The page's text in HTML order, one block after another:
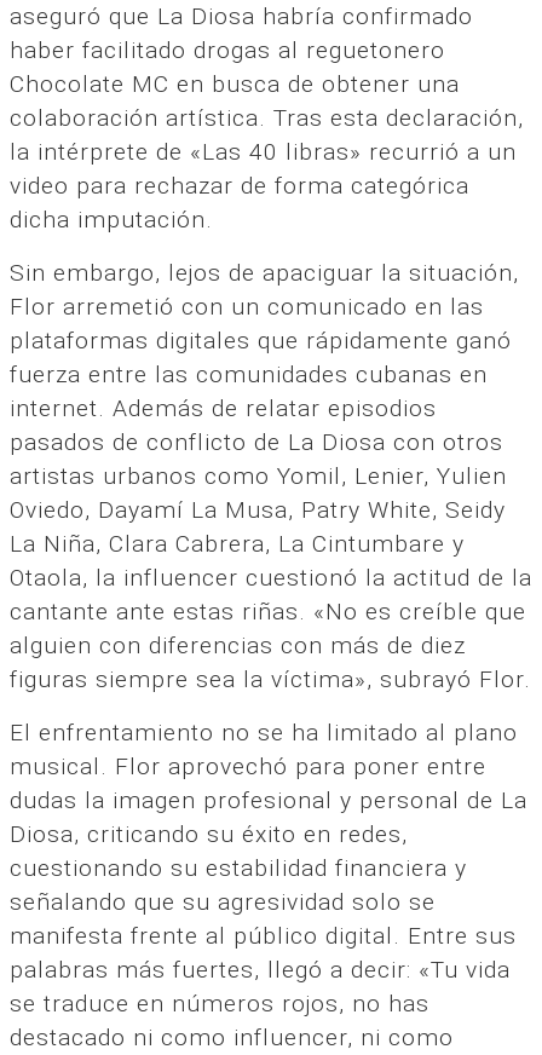
aseguró que La Diosa habría confirmado
haber facilitado drogas al reguetonero
Chocolate MC en busca de obtener una
colaboración artística. Tras esta declaración,
la intérprete de «Las 40 libras» recurrió a un
video para rechazar de forma categórica
dicha imputación.
Sin embargo, lejos de apaciguar la situación,
Flor arremetió con un comunicado en las
plataformas digitales que rápidamente ganó
fuerza entre las comunidades cubanas en
internet. Además de relatar episodios
pasados de conflicto de La Diosa con otros
artistas urbanos como Yomil, Lenier, Yulien
Oviedo, Dayamí La Musa, Patry White, Seidy
La Niña, Clara Cabrera, La Cintumbare y
Otaola, la influencer cuestionó la actitud de la
cantante ante estas riñas. «No es creíble que
alguien con diferencias con más de diez
figuras siempre sea la víctima», subrayó Flor.
El enfrentamiento no se ha limitado al plano
musical. Flor aprovechó para poner entre
dudas la imagen profesional y personal de La
Diosa, criticando su éxito en redes,
cuestionando su estabilidad financiera y
señalando que su agresividad solo se
manifesta frente al público digital. Entre sus
palabras más fuertes, llegó a decir: «Tu vida
se traduce en números rojos, no has
destacado ni como influencer, ni como